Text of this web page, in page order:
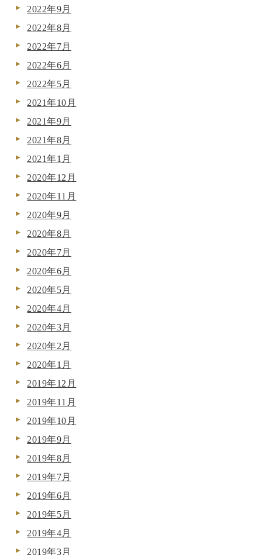
2022年9月
2022年8月
2022年7月
2022年6月
2022年5月
2021年10月
2021年9月
2021年8月
2021年1月
2020年12月
2020年11月
2020年9月
2020年8月
2020年7月
2020年6月
2020年5月
2020年4月
2020年3月
2020年2月
2020年1月
2019年12月
2019年11月
2019年10月
2019年9月
2019年8月
2019年7月
2019年6月
2019年5月
2019年4月
2019年3月